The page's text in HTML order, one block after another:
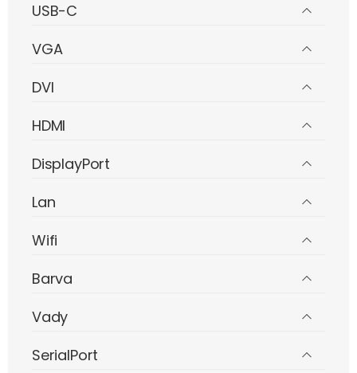
USB-C
VGA
DVI
HDMI
DisplayPort
Lan
Wifi
Barva
Vady
SerialPort